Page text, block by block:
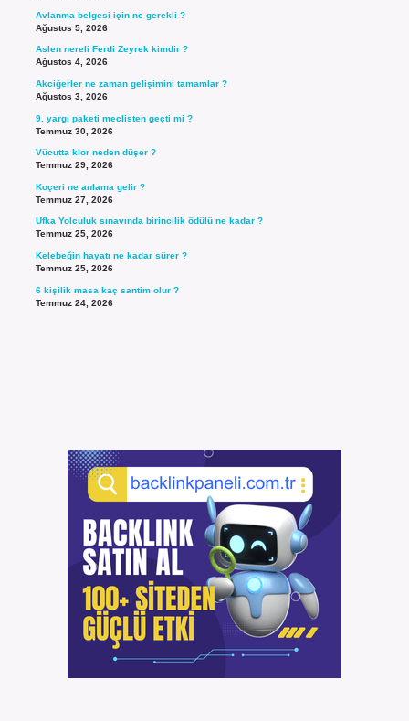
Avlanma belgesi için ne gerekli ?
Ağustos 5, 2026
Aslen nereli Ferdi Zeyrek kimdir ?
Ağustos 4, 2026
Akciğerler ne zaman gelişimini tamamlar ?
Ağustos 3, 2026
9. yargı paketi meclisten geçti mi ?
Temmuz 30, 2026
Vücutta klor neden düşer ?
Temmuz 29, 2026
Koçeri ne anlama gelir ?
Temmuz 27, 2026
Ufka Yolculuk sınavında birincilik ödülü ne kadar ?
Temmuz 25, 2026
Kelebeğin hayatı ne kadar sürer ?
Temmuz 25, 2026
6 kişilik masa kaç santim olur ?
Temmuz 24, 2026